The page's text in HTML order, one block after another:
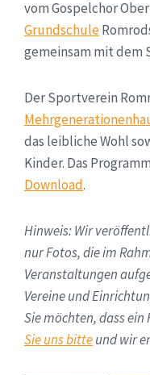
vom Gospelchor
Grundschule
gemeinsam mit dem
Der Sportverein
das leibliche Wohl
Kinder. Das
Download.
Hinweis: Wir
nur Fotos, die im
Veranstaltungen
Vereine und
Sie möchten, dass
Sie uns bitteund wir